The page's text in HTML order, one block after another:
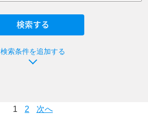
検索条件を追加する
1 2 次へ